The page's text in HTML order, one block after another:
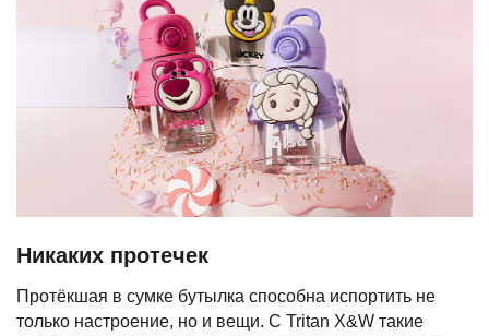
Никаких протечек
Протёкшая в сумке бутылка способна испортить не
только настроение, но и вещи. С Tritan X&W такие